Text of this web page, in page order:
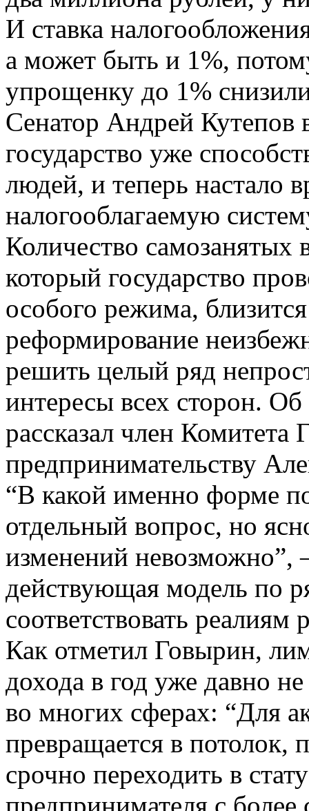
И ставка
а может быть и 1%,
упрощенку до 1%
Сенатор Андрей Кутепов
государство уже
людей, и теперь настало
налогооблагаемую
Количество самозанятых
который государство
особого режима,
реформирование
решить целый ряд
интересы всех сторон. Об
рассказал член
предпринимательству
“В какой именно форме
отдельный вопрос, но
изменений невозможно”,
действующая модель по
соответствовать реалиям
Как отметил Говырин,
дохода в год уже давно
во многих сферах: “Для
превращается в потолок,
срочно переходить в
предпринимателя с